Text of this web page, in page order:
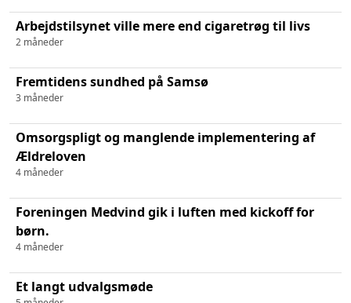
Arbejdstilsynet ville mere end cigaretrøg til livs
2 måneder
Fremtidens sundhed på Samsø
3 måneder
Omsorgspligt og manglende implementering af
Ældreloven
4 måneder
Foreningen Medvind gik i luften med kickoff for
børn.
4 måneder
Et langt udvalgsmøde